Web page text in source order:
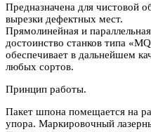
Предназначена для чистовой
вырезки дефектных мест.
Прямолинейная и
достоинство станков типа
обеспечивает в дальнейшем
любых сортов.
Принцип работы.
Пакет шпона помещается на
упора. Маркировочный